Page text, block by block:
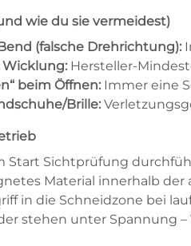
wie du sie vermeidest)
(falsche Drehrichtung):
Hersteller-
beim Öffnen: Immer eine
Brille:
Start Sichtprüfung
Material innerhalb
in die Schneidzone bei
stehen unter Spannung